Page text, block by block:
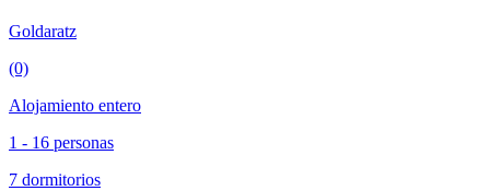
Goldaratz
(0)
Alojamiento entero
1 - 16 personas
7 dormitorios